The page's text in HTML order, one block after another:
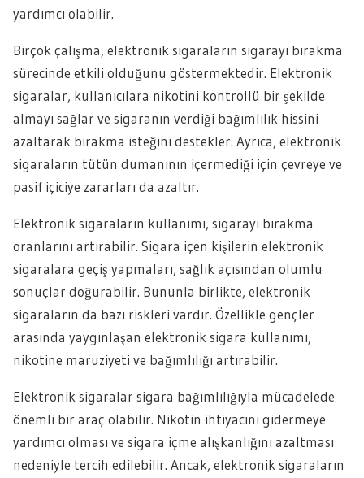
yardımcı olabilir.
Birçok çalışma, elektronik sigaraların sigarayı bırakma
sürecinde etkili olduğunu göstermektedir. Elektronik
sigaralar, kullanıcılara nikotini kontrollü bir şekilde
almayı sağlar ve sigaranın verdiği bağımlılık hissini
azaltarak bırakma isteğini destekler. Ayrıca, elektronik
sigaraların tütün dumanının içermediği için çevreye ve
pasif içiciye zararları da azaltır.
Elektronik sigaraların kullanımı, sigarayı bırakma
oranlarını artırabilir. Sigara içen kişilerin elektronik
sigaralara geçiş yapmaları, sağlık açısından olumlu
sonuçlar doğurabilir. Bununla birlikte, elektronik
sigaraların da bazı riskleri vardır. Özellikle gençler
arasında yaygınlaşan elektronik sigara kullanımı,
nikotine maruziyeti ve bağımlılığı artırabilir.
Elektronik sigaralar sigara bağımlılığıyla mücadelede
önemli bir araç olabilir. Nikotin ihtiyacını gidermeye
yardımcı olması ve sigara içme alışkanlığını azaltması
nedeniyle tercih edilebilir. Ancak, elektronik sigaraların